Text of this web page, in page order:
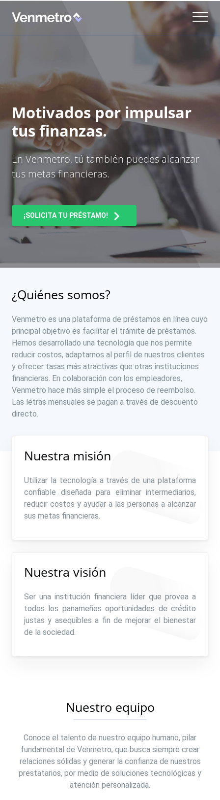
Motivados por impulsar
tus finanzas.
En Venmetro, tú también puedes alcanzar
tus metas financieras.
¡SOLICITA TU PRÉSTAMO!
¿Quiénes somos?
Venmetro es una plataforma de préstamos en línea cuyo
principal objetivo es facilitar el trámite de préstamos.
Hemos desarrollado una tecnología que nos permite
reducir costos, adaptarnos al perfil de nuestros clientes
y ofrecer tasas más atractivas que otras instituciones
financieras. En colaboración con los empleadores,
Venmetro hace más simple el proceso de reembolso.
Las letras mensuales se pagan a través de descuento
directo.
Nuestra misión
Utilizar la tecnología a través de una plataforma
confiable diseñada para eliminar intermediarios,
reducir costos y ayudar a las personas a alcanzar
sus metas financieras.
Nuestra visión
Ser una institución financiera líder que provea a
todos los panameños oportunidades de crédito
justas y asequibles a fin de mejorar el bienestar
de la sociedad.
Nuestro equipo
Conoce el talento de nuestro equipo humano, pilar
fundamental de Venmetro, que busca siempre crear
relaciones sólidas y generar la confianza de nuestros
prestatarios, por medio de soluciones tecnológicas y
atención personalizada.